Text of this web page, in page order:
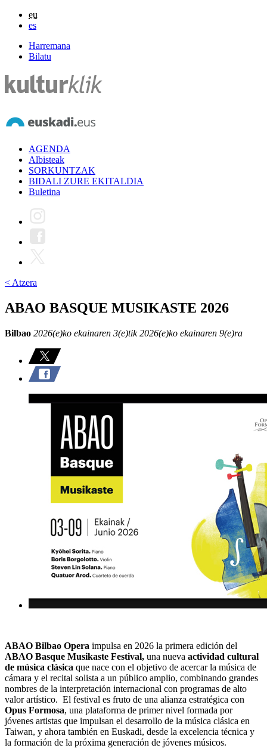
eu
es
Harremana
Bilatu
AGENDA
Albisteak
SORKUNTZAK
BIDALI ZURE EKITALDIA
Buletina
< Atzera
ABAO BASQUE MUSIKASTE 2026
Bilbao 2026(e)ko ekainaren 3(e)tik 2026(e)ko ekainaren 9(e)ra
ABAO Bilbao Opera impulsa en 2026 la primera edición del
ABAO Basque Musikaste Festival, una nueva actividad cultural
de música clásica que nace con el objetivo de acercar la música de
cámara y el recital solista a un público amplio, combinando grandes
nombres de la interpretación internacional con programas de alto
valor artístico. El festival es fruto de una alianza estratégica con
Opus Formosa, una plataforma de primer nivel formada por
jóvenes artistas que impulsan el desarrollo de la música clásica en
Taiwan, y ahora también en Euskadi, desde la excelencia técnica y
la formación de la próxima generación de jóvenes músicos.